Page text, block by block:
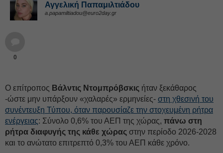
Αγγελική Παπαμιλτιάδου
a.papamiltiadou@euro2day.gr
0
Ο επίτροπος Βάλντις Ντομπρόβσκις ήταν ξεκάθαρος
-ώστε μην υπάρξουν «χαλαρές» ερμηνείες- στη χθεσινή του
συνέντευξη Τύπου, όταν παρουσίαζε την στοχευμένη ρήτρα
ενέργειας: Σύνολο 0,6% του ΑΕΠ της χώρας, πάνω στη
ρήτρα διαφυγής της κάθε χώρας στην περίοδο 2026-2028
και το ανώτατο επιτρεπτό 0,3% του ΑΕΠ κάθε χρόνο.